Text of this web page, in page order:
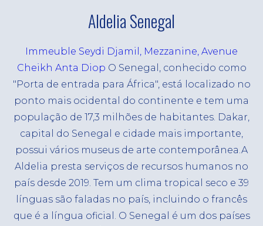
Aquisição de Talentos
Busca ativa em terceirização de serviços
Manutenção da Folha de Pagamento
Registro de Empregados
Terceirização de processo de recrutamento
Soluções Automatizadas para Recursos
Humanos
Nossa estratégia
PO
EN
FR
Aldelia Senegal
Immeuble Seydi Djamil, Mezzanine, Avenue
Cheikh Anta Diop O Senegal, conhecido como
"Porta de entrada para África", está localizado no
ponto mais ocidental do continente e tem uma
população de 17,3 milhões de habitantes. Dakar,
capital do Senegal e cidade mais importante,
possui vários museus de arte contemporânea.A
Aldelia presta serviços de recursos humanos no
país desde 2019. Tem um clima tropical seco e 39
línguas são faladas no país, incluindo o francês
que é a língua oficial. O Senegal é um dos países